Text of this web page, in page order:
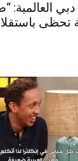
العالمية:
تحظى